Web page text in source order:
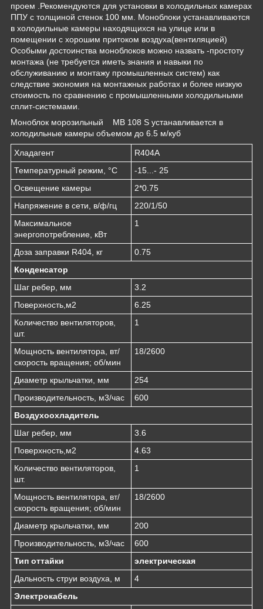
проем .Рекомендуются для установки в холодильных камерах
ППУ с толщиной стенок 100 мм. Моноблоки устанавливаются
в холодильные камеры находящихся на улице или в
помещении с хорошим притоком воздуха(вентиляцией)
Особыми достоинства моноблоков можно назвать -простоту
монтажа (не требуется иметь знания и навыки по
обслуживанию и монтажу промышленных систем) как
следствие экономия на монтажных работах и более низкую
стоимость по сравнению с промышленными холодильными
сплит-системами.
Моноблок морозильный MB 108 S устанавливается в
холодильные камеры объемом до 6.5 м/куб
Хладагент
R404A
Температурный режим, °С
-15...- 25
Освещение камеры
2*0.75
Напряжение в сети, в/ф/гц
220/1/50
Maксимальное
энергопотребление, кВт
1
Доза заправки R404, кг
0.75
Конденсатор
Шаг ребер, мм
3.2
Поверхность,м2
6.25
Количество вентиляторов,
шт.
1
Мощность вентилятора, вт/
скорость вращения; об/мин
18/2600
Диаметр крыльчатки, мм
254
Производительность, м3/час
600
Воздухоохладитель
Шаг ребер, мм
3.6
Поверхность,м2
4.63
Количество вентиляторов,
шт.
1
Мощность вентилятора, вт/
скорость вращения; об/мин
18/2600
Диаметр крыльчатки, мм
200
Производительность, м3/час
600
Тип оттайки
электрическая
Дальность струи воздуха, м
4
Электрокабель